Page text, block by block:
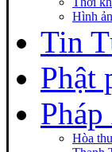
Hình
Tin
Phật
Hòa